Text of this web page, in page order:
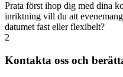
Prata först ihop dig med dina
inriktning vill du att
datumet fast eller flexibelt?
2
Kontakta oss och